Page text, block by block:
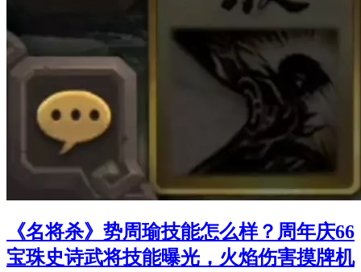
《名将杀》势周瑜技能怎么样？周年庆66
宝珠史诗武将技能曝光，火焰伤害摸牌机